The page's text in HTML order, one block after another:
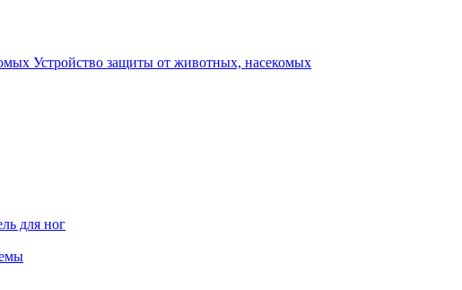
Устройство защиты от животных, насекомых
для ног